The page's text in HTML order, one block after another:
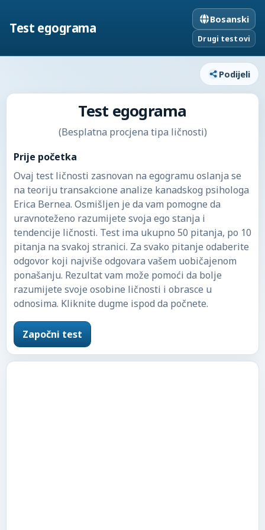
Test egograma
Bosanski
Drugi testovi
Podijeli
Test egograma
(Besplatna procjena tipa ličnosti)
Prije početka
Ovaj test ličnosti zasnovan na egogramu oslanja se
na teoriju transakcione analize kanadskog psihologa
Erica Bernea. Osmišljen je da vam pomogne da
uravnoteženo razumijete svoja ego stanja i
tendencije ličnosti. Test ima ukupno 50 pitanja, po 10
pitanja na svakoj stranici. Za svako pitanje odaberite
odgovor koji najviše odgovara vašem uobičajenom
ponašanju. Rezultat vam može pomoći da bolje
razumijete svoje osobine ličnosti i obrasce u
odnosima. Kliknite dugme ispod da počnete.
Započni test